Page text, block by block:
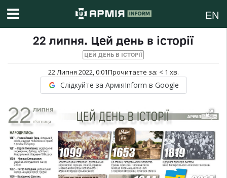
EN
22 липня. Цей день в історії
ЦЕЙ ДЕНЬ В ІСТОРІЇ
22 Липня 2022, 0:01Прочитаєте за: < 1 хв.
Слідкуйте за АрміяInform в Google